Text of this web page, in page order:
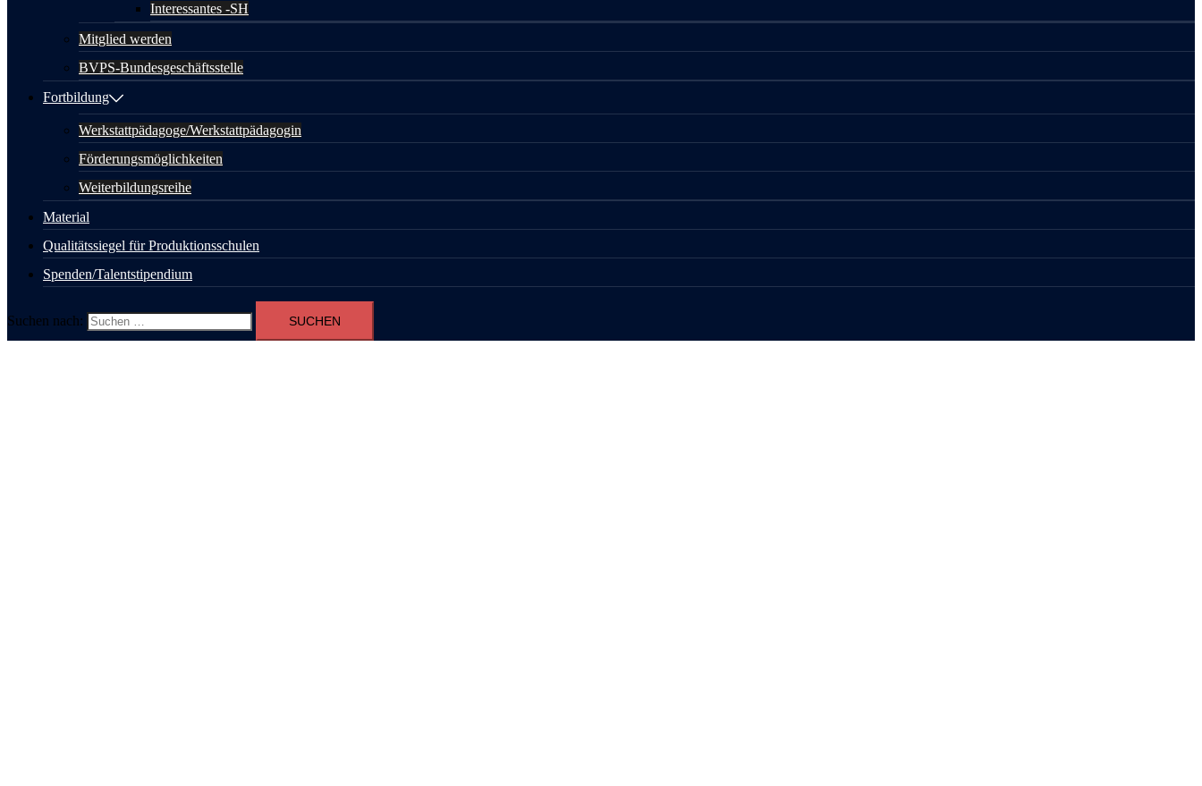
Interessantes -SH
Mitglied werden
BVPS-Bundesgeschäftsstelle
Fortbildung
Werkstattpädagoge/Werkstattpädagogin
Förderungsmöglichkeiten
Weiterbildungsreihe
Material
Qualitätssiegel für Produktionsschulen
Spenden/Talentstipendium
Suchen nach: